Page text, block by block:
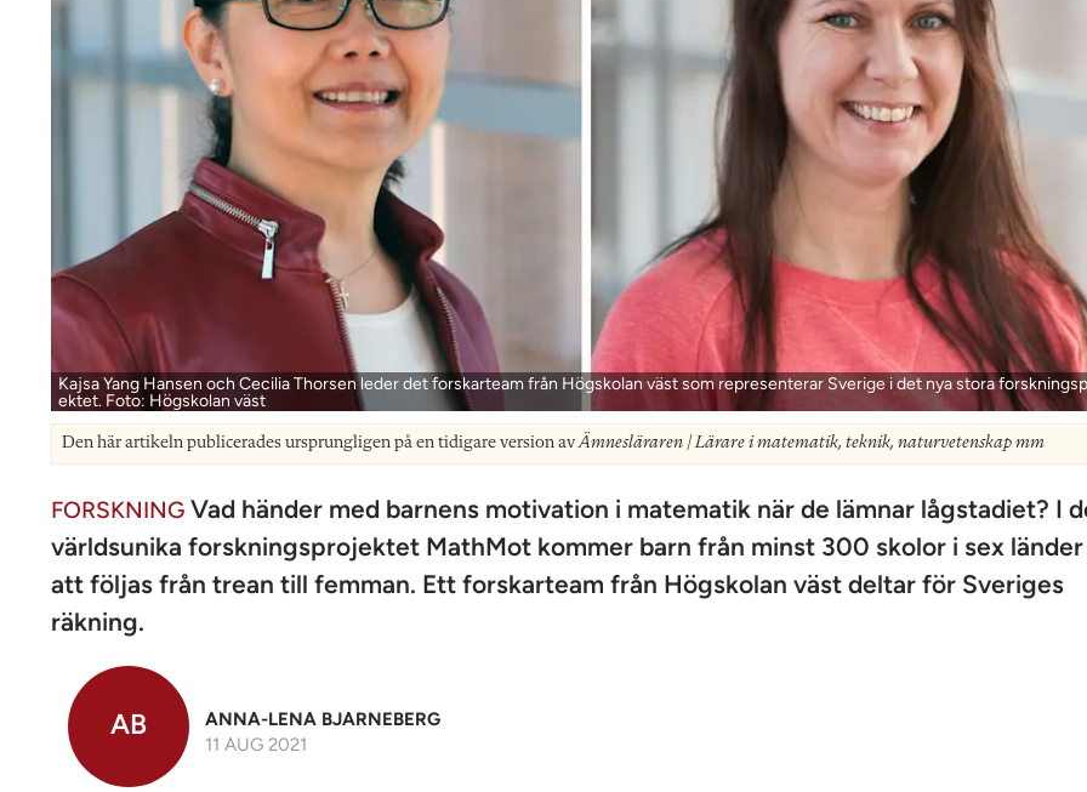
Kajsa Yang Hansen och Cecilia Thorsen leder det forskarteam från Högskolan väst som representerar Sverige i det nya stora
ektet. Foto: Högskolan väst
Den här artikeln publicerades ursprungligen på en tidigare version avÄmnesläraren | Lärare i matematik, teknik, naturvetenskap mm
FORSKNING Vad händer med barnens motivation i matematik när de lämnar lågstadiet? I
världsunika forskningsprojektet MathMot kommer barn från minst 300 skolor i sex länder
att följas från trean till femman. Ett forskarteam från Högskolan väst deltar för Sveriges
räkning.
AB
ANNA-LENA BJARNEBERG
11 AUG 2021